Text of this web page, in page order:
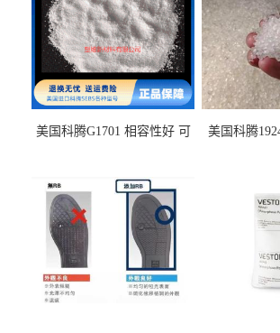
美国科腾G1701 相容性好 可
美国科腾